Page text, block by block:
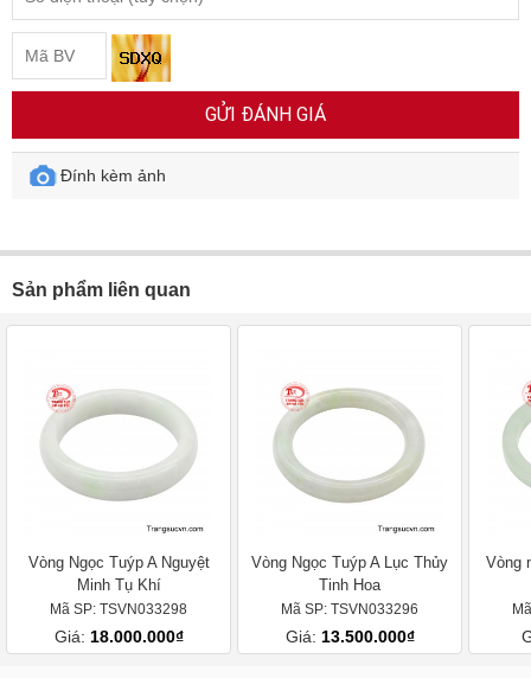
GỬI ĐÁNH GIÁ
Đính kèm ảnh
Sản phẩm liên quan
Vòng Ngọc Tuýp A Nguyệt
Minh Tụ Khí
Mã SP: TSVN033298
Giá: 18.000.000₫
Vòng Ngọc Tuýp A Lục Thủy
Tinh Hoa
Mã SP: TSVN033296
Giá: 13.500.000₫
Vòng